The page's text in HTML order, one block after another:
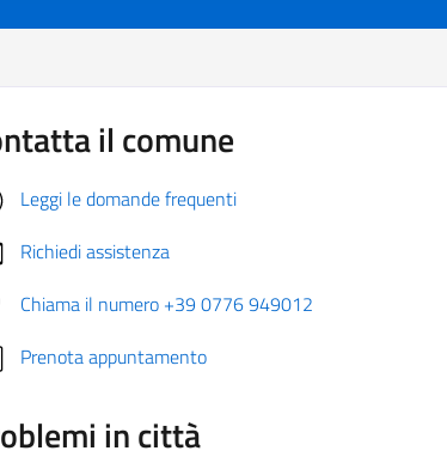
il comune
Leggi le domande frequenti
Richiedi assistenza
Chiama il numero +39 0776 949012
Prenota appuntamento
in città